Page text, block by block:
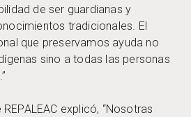
de ser guardianas y
tradicionales. El
que preservamos ayuda no
sino a todas las personas
explicó, “Nosotras